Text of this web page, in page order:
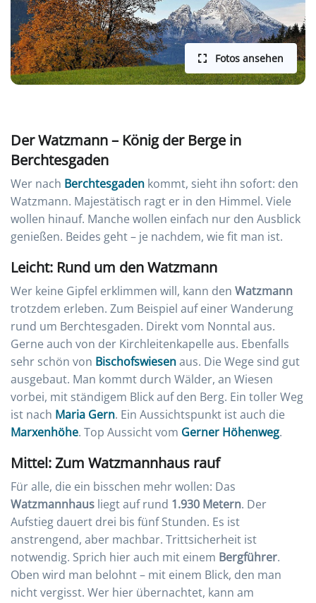
Fotos ansehen
Der Watzmann – König der Berge in
Berchtesgaden
Wer nach Berchtesgaden kommt, sieht ihn sofort: den
Watzmann. Majestätisch ragt er in den Himmel. Viele
wollen hinauf. Manche wollen einfach nur den Ausblick
genießen. Beides geht – je nachdem, wie fit man ist.
Leicht: Rund um den Watzmann
Wer keine Gipfel erklimmen will, kann den Watzmann
trotzdem erleben. Zum Beispiel auf einer Wanderung
rund um Berchtesgaden. Direkt vom Nonntal aus.
Gerne auch von der Kirchleitenkapelle aus. Ebenfalls
sehr schön von Bischofswiesenaus. Die Wege sind gut
ausgebaut. Man kommt durch Wälder, an Wiesen
vorbei, mit ständigem Blick auf den Berg. Ein toller Weg
ist nach Maria Gern. Ein Aussichtspunkt ist auch die
Marxenhöhe. Top Aussicht vom Gerner Höhenweg.
Mittel: Zum Watzmannhaus rauf
Für alle, die ein bisschen mehr wollen: Das
Watzmannhaus liegt auf rund 1.930 Metern. Der
Aufstieg dauert drei bis fünf Stunden. Es ist
anstrengend, aber machbar. Trittsicherheit ist
notwendig. Sprich hier auch mit einem Bergführer.
Oben wird man belohnt – mit einem Blick, den man
nicht vergisst. Wer hier übernachtet, kann am